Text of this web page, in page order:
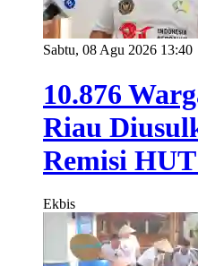
Sabtu, 08 Agu 2026 13:40
10.876
Riau
Remisi
Ekbis